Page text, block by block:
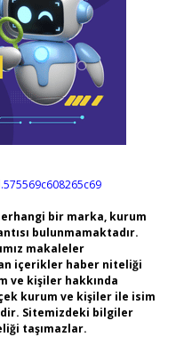
bir marka, kurum
bulunmamaktadır.
makaleler
içerikler haber niteliği
ve kişiler hakkında
kurum ve kişiler ile isim
Sitemizdeki bilgiler
taşımazlar.